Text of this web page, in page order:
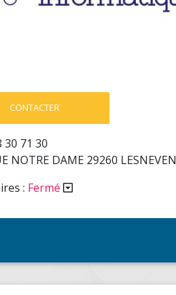
CONTACTER
30 71 30
NOTRE DAME 29260 LESNEVEN
: Fermé